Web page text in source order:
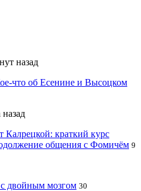
назад
что об Есенине и Высоцком
назад
Калрецкой: краткий курс
общения с Фомичём 9
двойным мозгом 30